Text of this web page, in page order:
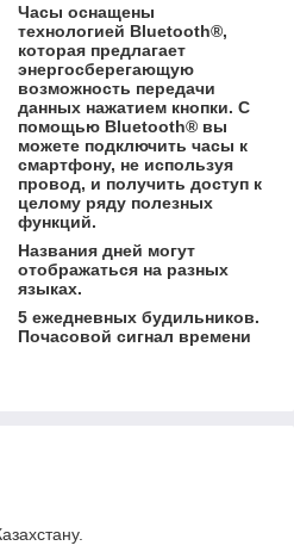
Часы оснащены
технологией Bluetooth®,
которая предлагает
энергосберегающую
возможность передачи
данных нажатием кнопки. С
помощью Bluetooth® вы
можете подключить часы к
смартфону, не используя
провод, и получить доступ к
целому ряду полезных
функций.
Названия дней могут
отображаться на разных
языках.
5 ежедневных будильников.
Почасовой сигнал времени